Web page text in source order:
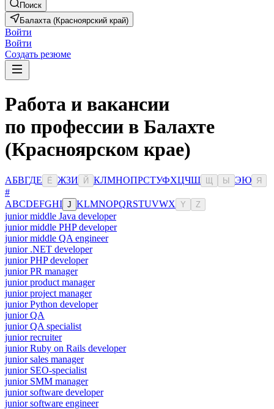
Поиск
Балахта (Красноярский край)
Войти
Войти
Создать резюме
Работа и вакансии
по профессии в Балахте
(Красноярском крае)
АБВГДЕ Ё ЖЗИ Й КЛМНОПРСТУФХЦЧШ Ы ЭЮ Я
#
ABCDEFGHI J KLMNOPQRSTUVWX Y Z
junior middle Java developer
junior middle PHP developer
junior middle QA engineer
junior .NET developer
junior PHP developer
junior PR manager
junior product manager
junior project manager
junior Python developer
junior QA
junior QA specialist
junior recruiter
junior Ruby on Rails developer
junior sales manager
junior SEO-specialist
junior SMM manager
junior software developer
junior software engineer